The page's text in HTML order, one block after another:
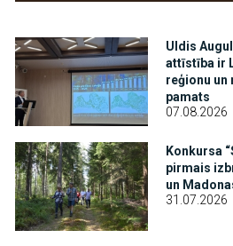
Attēls
Uldis
attīstība ir
reģionu un
pamats
07.08.2026
Attēls
Konkursa
pirmais
un
31.07.2026